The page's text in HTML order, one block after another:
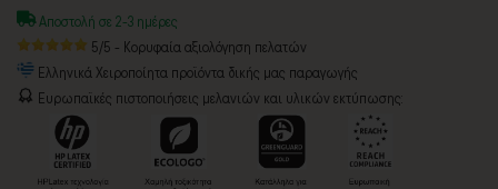
Αποστολή σε 2-3 ημέρες
5/5 - Κορυφαία αξιολόγηση πελατών
Ελληνικά Χειροποίητα προϊόντα δικής μας παραγωγής
Ευρωπαϊκές πιστοποιήσεις μελανιών και υλικών εκτύπωσης: